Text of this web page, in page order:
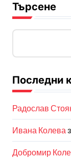
Търсене
Последни
Радослав
Ивана Колева
Добромир